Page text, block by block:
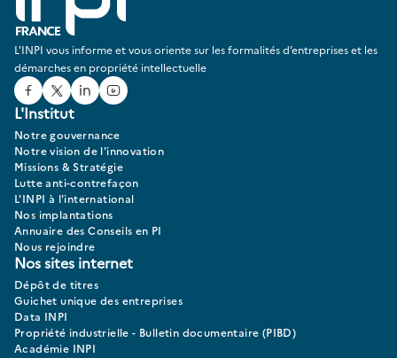
L'INPI vous informe et vous oriente sur les formalités d’entreprises et les
démarches en propriété intellectuelle
Facebook
TwitterLinked In
Youtube
L'Institut
Notre gouvernance
Notre vision de l'innovation
Missions & Stratégie
Lutte anti-contrefaçon
L'INPI à l'international
Nos implantations
Annuaire des Conseils en PI
Nous rejoindre
Nos sites internet
Dépôt de titres
Guichet unique des entreprises
Data INPI
Propriété industrielle - Bulletin documentaire (PIBD)
Académie INPI